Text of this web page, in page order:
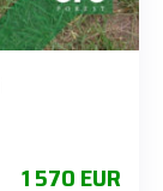
1 570 EUR